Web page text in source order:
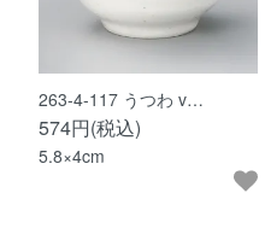
263-4-117 うつわ v…
574円(税込)
5.8×4cm